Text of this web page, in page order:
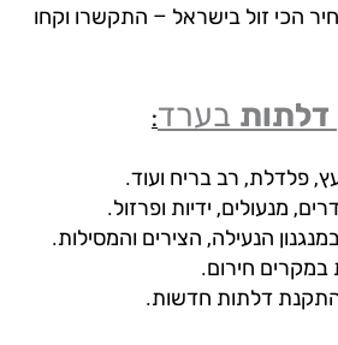
זול בישראל – התקשרו וקחו
בערד:
רב בריח ועוד.
ידיות ופרזול.
הנעילה, הצירים והמסילות.
חירום.
דלתות חדשות.